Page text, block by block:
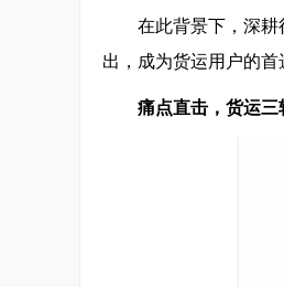
在此背景下，深耕
出，成为货运用户的首
痛点直击 ， 货运三